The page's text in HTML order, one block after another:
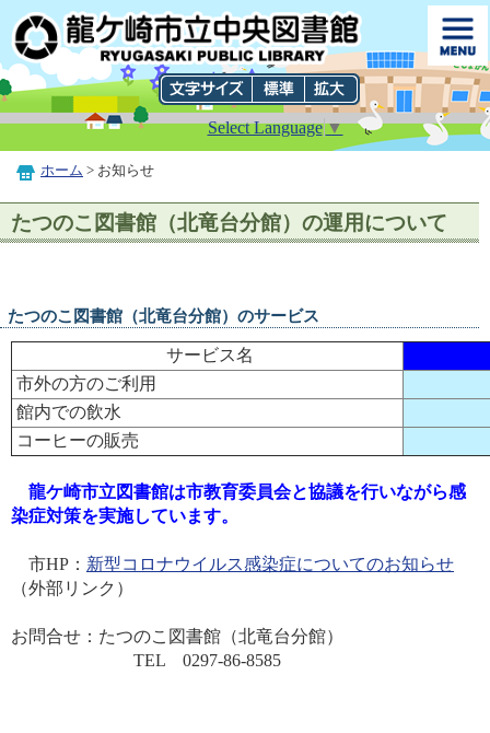
Select Language▼
ホーム > お知らせ
たつのこ図書館（北竜台分館）の運用について
たつのこ図書館（北竜台分館）のサービス
サービス名
市外の方のご利用
館内での飲水
コーヒーの販売
龍ケ崎市立図書館は市教育委員会と協議を行いながら感
染症対策を実施しています。
市HP： 新型コロナウイルス感染症についてのお知らせ
（外部リンク）
お問合せ：たつのこ図書館（北竜台分館）
TEL 0297-86-8585